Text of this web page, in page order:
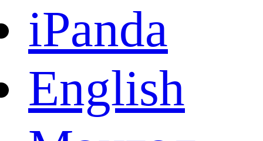
iPanda
English